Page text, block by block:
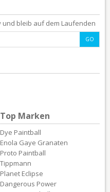
und bleib auf dem Laufenden
Top Marken
Dye Paintball
Enola Gaye Granaten
Proto Paintball
Tippmann
Planet Eclipse
Dangerous Power